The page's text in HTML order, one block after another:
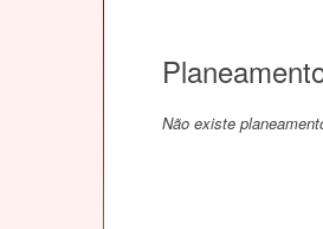
Não existe